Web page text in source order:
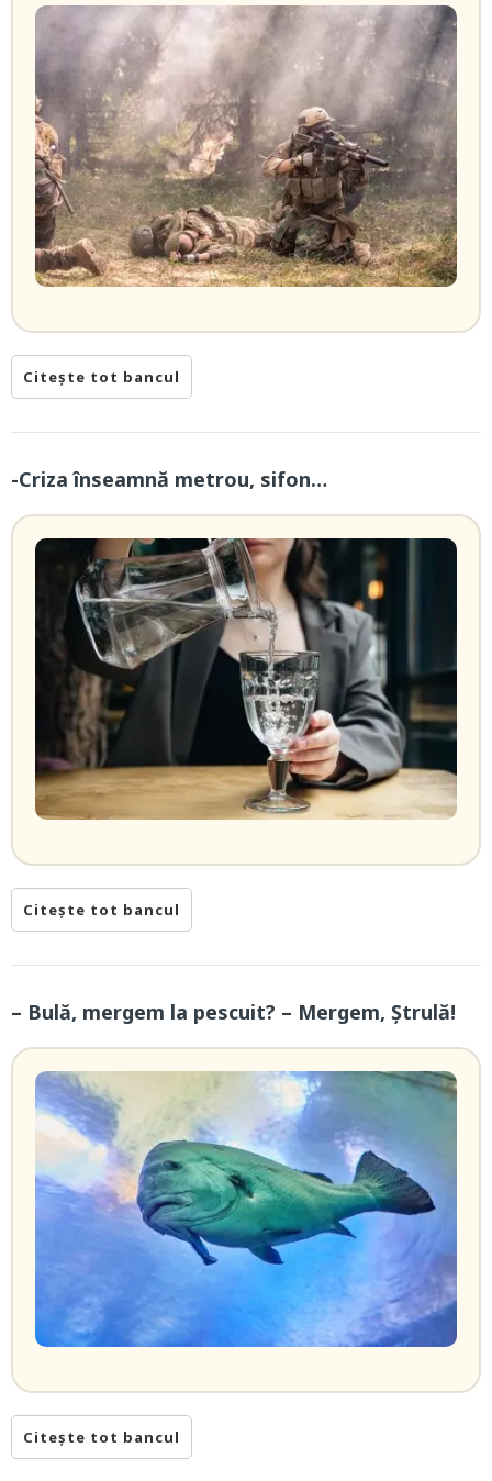
Citește tot bancul
-Criza înseamnă metrou, sifon…
Citește tot bancul
– Bulă, mergem la pescuit? – Mergem, Ștrulă!
Citește tot bancul